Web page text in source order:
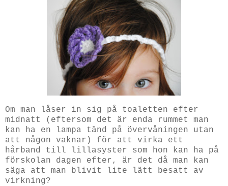
Om man låser in sig på toaletten efter
midnatt (eftersom det är enda rummet man
kan ha en lampa tänd på övervåningen utan
att någon vaknar) för att virka ett
hårband till lillasyster som hon kan ha på
förskolan dagen efter, är det då man kan
säga att man blivit lite lätt besatt av
virkning?